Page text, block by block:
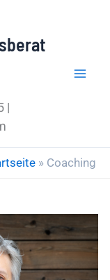
|
» Coaching